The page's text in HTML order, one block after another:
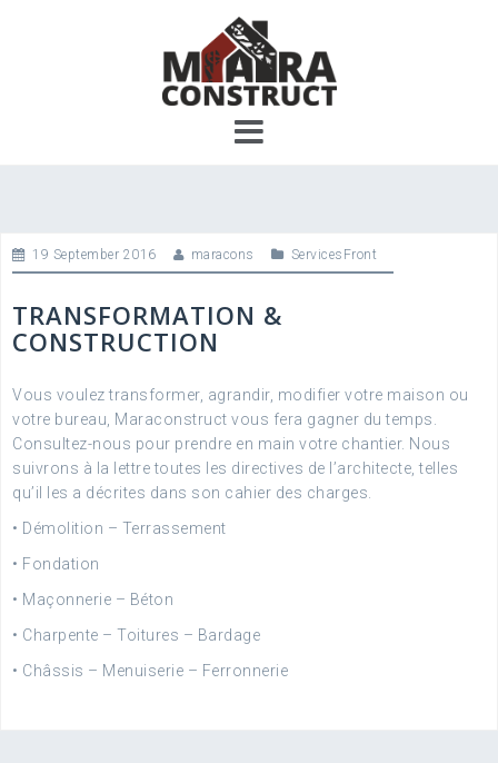
19 September 2016 maracons ServicesFront
TRANSFORMATION &
CONSTRUCTION
Vous voulez transformer, agrandir, modifier votre maison ou
votre bureau, Maraconstruct vous fera gagner du temps.
Consultez-nous pour prendre en main votre chantier. Nous
suivrons à la lettre toutes les directives de l’architecte, telles
qu’il les a décrites dans son cahier des charges.
• Démolition – Terrassement
• Fondation
• Maçonnerie – Béton
• Charpente – Toitures – Bardage
• Châssis – Menuiserie – Ferronnerie